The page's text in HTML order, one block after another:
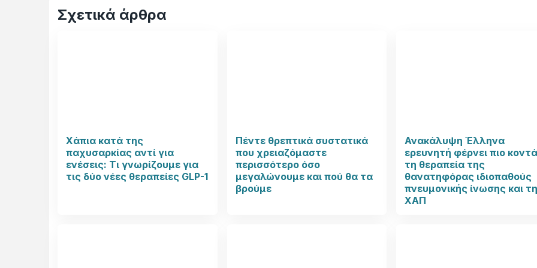
Σχετικά άρθρα
Χάπια κατά της
παχυσαρκίας αντί για
ενέσεις: Τι γνωρίζουμε για
τις δύο νέες θεραπείες GLP-1
Πέντε θρεπτικά συστατικά
που χρειαζόμαστε
περισσότερο όσο
μεγαλώνουμε και πού θα τα
βρούμε
Ανακάλυψη Έλληνα
ερευνητή φέρνει πιο
τη θεραπεία της
θανατηφόρας ιδιοπαθούς
πνευμονικής ίνωσης και
ΧΑΠ